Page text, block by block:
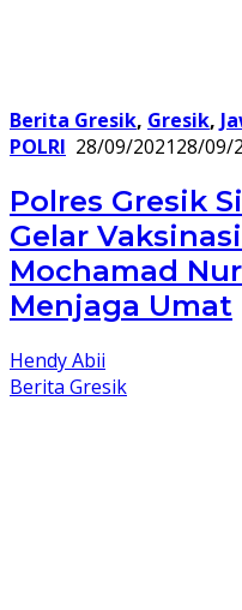
Berita Gresik, Gresik,
POLRI 28/09/202128/09/
Polres Gresik
Gelar
Mochamad
Menjaga Umat
Hendy Abii
Berita Gresik